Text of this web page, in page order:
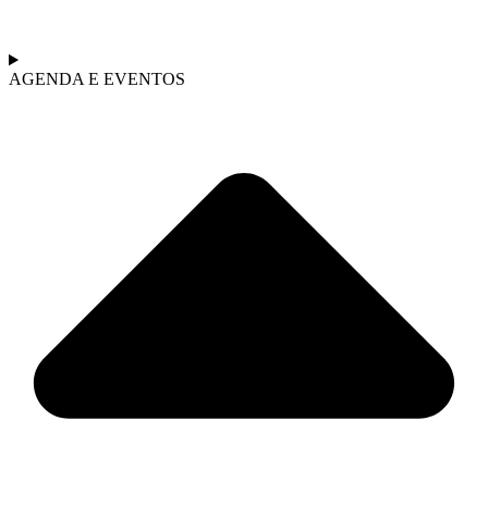
AGENDA E EVENTOS